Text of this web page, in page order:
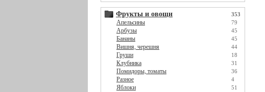
Фрукты и овощи 353
Апельсины 79
Арбузы 45
Бананы 45
Вишня, черешня 44
Груши 18
Клубника 31
Помидоры, томаты 36
Разное 4
Яблоки 51